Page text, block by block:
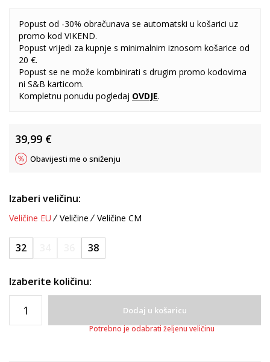
Popust od -30% obračunava se automatski u košarici uz
promo kod VIKEND.
Popust vrijedi za kupnje s minimalnim iznosom košarice od
20 €.
Popust se ne može kombinirati s drugim promo kodovima
ni S&B karticom.
Kompletnu ponudu pogledaj OVDJE.
39,99 €
Obavijesti me o sniženju
Izaberi veličinu:
Veličine EU Veličine Veličine CM
32 38
Izaberite količinu:
Dodaj u košaricu
Potrebno je odabrati željenu veličinu